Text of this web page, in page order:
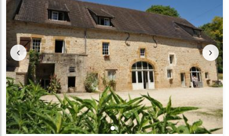
‹ ›